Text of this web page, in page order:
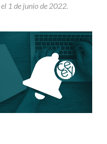
el 1 de junio de 2022.